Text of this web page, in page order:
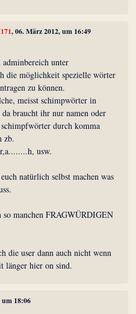
, 06. März 2012, um 16:49
unter
die möglichkeit spezielle wörter
zu können.
meisst schimpwörter in
da braucht ihr nur namen oder
schimpfwörter durch komma
zb.
usw.
natürlich selbst machen was
so manchen FRAGWÜRDIGEN
die user dann auch nicht wenn
länger hier on sind.
um 18:06